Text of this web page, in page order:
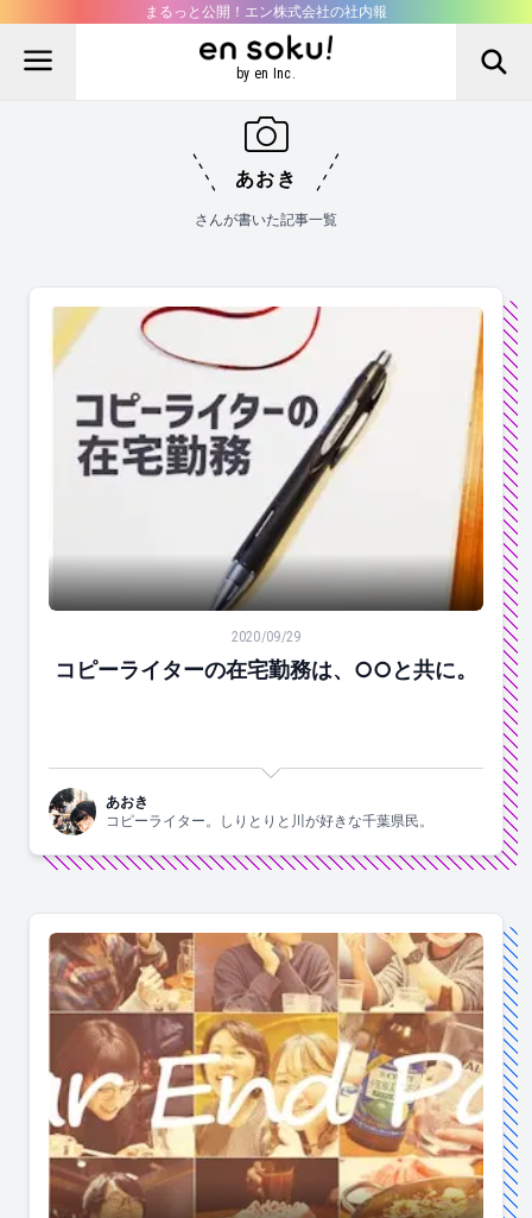
まるっと公開！エン株式会社の社内報
by en Inc.
あおき
さんが書いた記事一覧
2020/09/29
コピーライターの在宅勤務は、○○と共に。
あおき
コピーライター。しりとりと川が好きな千葉県民。